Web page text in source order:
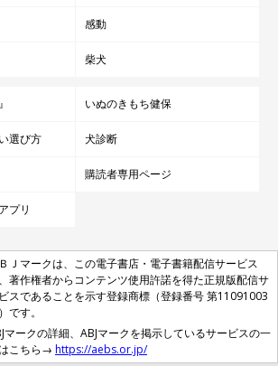
感動
柴犬
いぬのきもち健保
選び方 犬診断
購読者専用ページ
プリ
Ｊマークは、この電子書店・電子書籍配信サービス
著作権者からコンテンツ使用許諾を得た正規版配信サ
スであることを示す登録商標（登録番号 第11091003
です。
マークの詳細、ABJマークを掲示しているサービスの一
こちら→ https://aebs.or.jp/